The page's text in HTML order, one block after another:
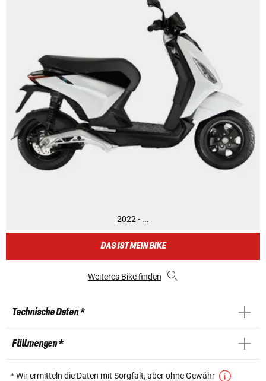
2022 - ...
DAS IST MEIN BIKE
Weiteres Bike finden
Technische Daten *
Füllmengen *
* Wir ermitteln die Daten mit Sorgfalt, aber ohne Gewähr